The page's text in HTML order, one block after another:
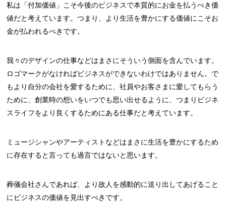
私は「付加価値」こそ今後のビジネスで本質的にお金を払うべき価
値だと考えています。つまり、より生活を豊かにする価値にこそお
金が払われるべきです。
我々のデザインの仕事などはまさにそういう側面を含んでいます。
ロゴマークがなければビジネスができないわけではありません。で
もより自分の会社を愛するために、社員やお客さまに愛してもらう
ために、創業時の想いをいつでも思い出せるように、つまりビジネ
スライフをより良くするためにある仕事だと考えています。
ミュージシャンやアーティストなどはまさに生活を豊かにするため
に存在すると言っても過言ではないと思います。
葬儀会社さんであれば、より故人を感動的に送り出してあげること
にビジネスの価値を見出すべきです。